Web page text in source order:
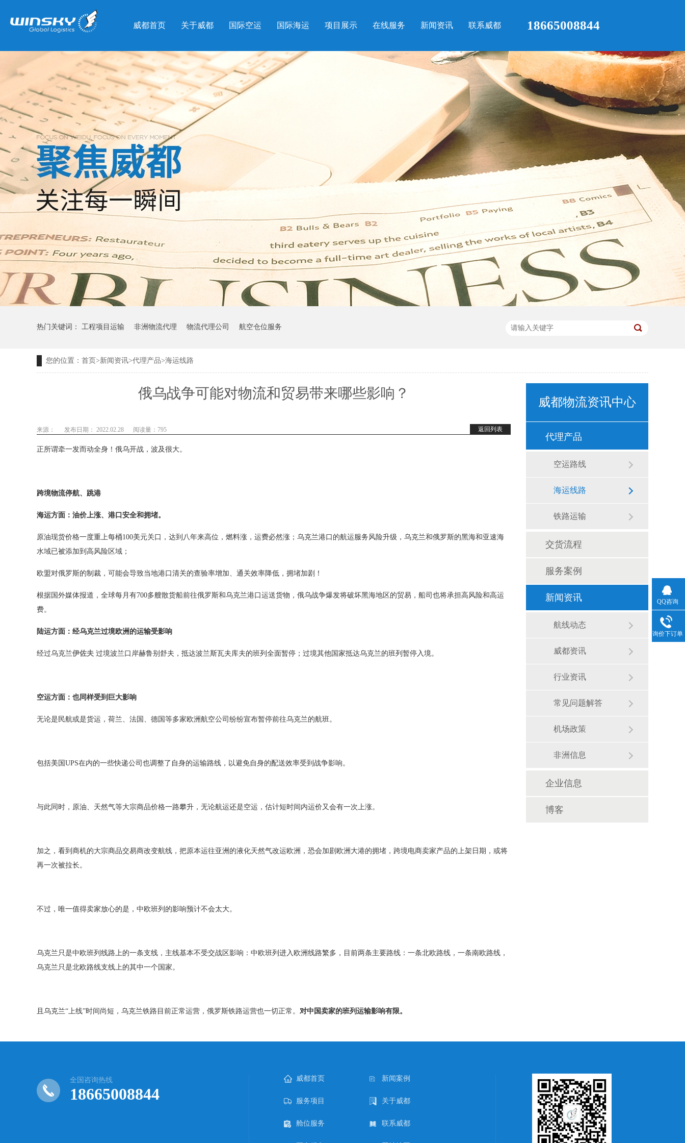
威都首页 关于威都 国际空运 国际海运 项目展示 在线服务 新闻资讯 联系威都 18665008844
热门关键词： 工程项目运输 非洲物流代理 物流代理公司 航空仓位服务
您的位置： 首页>新闻资讯>代理产品>海运线路
俄乌战争可能对物流和贸易带来哪些影响？
返回列表
来源： 发布日期： 2022.02.28 阅读量： 795
正所谓牵一发而动全身！俄乌开战，波及很大。
跨境物流停航、跳港
海运方面：油价上涨、港口安全和拥堵。
原油现货价格一度重上每桶100美元关口，达到八年来高位，燃料涨，运费必然涨；乌克兰港口的航运服务风险升级，乌克兰和俄罗斯的黑海和亚速海
水域已被添加到高风险区域；
欧盟对俄罗斯的制裁，可能会导致当地港口清关的查验率增加、通关效率降低，拥堵加剧！
根据国外媒体报道，全球每月有700多艘散货船前往俄罗斯和乌克兰港口运送货物，俄乌战争爆发将破坏黑海地区的贸易，船司也将承担高风险和高运
费。
陆运方面：经乌克兰过境欧洲的运输受影响
经过乌克兰伊佐夫 过境波兰口岸赫鲁别舒夫，抵达波兰斯瓦夫库夫的班列全面暂停；过境其他国家抵达乌克兰的班列暂停入境。
空运方面：也同样受到巨大影响
无论是民航或是货运，荷兰、法国、德国等多家欧洲航空公司纷纷宣布暂停前往乌克兰的航班。
包括美国 UPS在内的一些快递公司也调整了自身的运输路线，以避免自身的配送效率受到战争影响。
与此同时，原油、天然气等大宗商品价格一路攀升，无论航运还是空运，估计短时间内运价又会有一次上涨。
加之，看到商机的大宗商品交易商改变航线，把原本运往亚洲的液化天然气改运欧洲，恐会加剧欧洲大港的拥堵，跨境电商卖家产品的上架日期，或将
再一次被拉长。
不过，唯一值得卖家放心的是，中欧班列的影响预计不会太大。
乌克兰只是中欧班列线路上的一条支线，主线基本不受交战区影响：中欧班列进入欧洲线路繁多，目前两条主要路线：一条北欧路线，一条南欧路线，
乌克兰只是北欧路线支线上的其中一个国家。
且乌克兰“上线”时间尚短，乌克兰铁路目前正常运营，俄罗斯铁路运营也一切正常。 对中国卖家的班列运输影响有限。
威都物流资讯中心
代理产品
空运路线
海运线路
铁路运输
交货流程
服务案例
新闻资讯
航线动态
威都资讯
行业资讯
常见问题解答
机场政策
非洲信息
企业信息
博客
全国咨询热线
18665008844
威都首页 新闻案例
服务项目 关于威都
舱位服务 联系威都
QQ咨询
询价下订单